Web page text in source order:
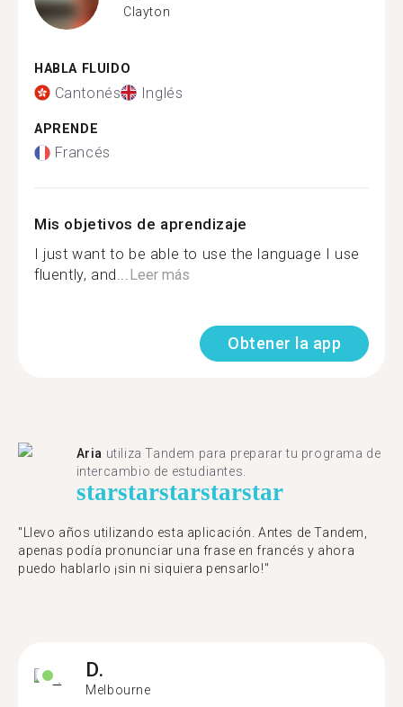
Clayton
HABLA FLUIDO
Cantonés Inglés
APRENDE
Francés
Mis objetivos de aprendizaje
I just want to be able to use the language I use
fluently, and...Leer más
Obtener la app
Aria utiliza Tandem para preparar tu programa de
intercambio de estudiantes.
starstarstarstarstar
"Llevo años utilizando esta aplicación. Antes de Tandem,
apenas podía pronunciar una frase en francés y ahora
puedo hablarlo ¡sin ni siquiera pensarlo!"
D.
Melbourne